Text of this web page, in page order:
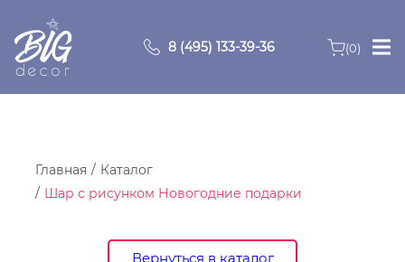
8 (495) 133-39-36 (0)
Главная
О компании
Главная
Каталог
Шар с рисунком Новогодние подарки
Вернуться в каталог